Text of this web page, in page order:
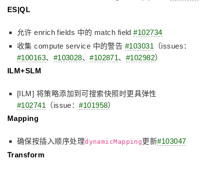
ES|QL
允许 enrich fields 中的 match field#102734
收集 compute service 中的警告 #103031 （issues：
#100163、 #103028、#102871、 #102982）
ILM+SLM
[ILM] 将策略添加到可搜索快照时更具弹性
#102741 （issue：#101958）
Mapping
确保按插入顺序处理dynamicMapping更新#103047
Transform